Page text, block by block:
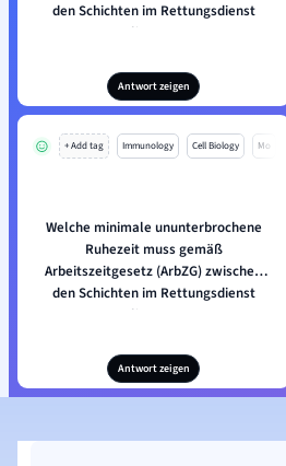
den Schichten im Rettungsdienst
liegen?
Antwort zeigen
+ Add tag Immunology Cell Biology Mo
Welche minimale ununterbrochene
Ruhezeit muss gemäß
Arbeitszeitgesetz (ArbZG) zwischen
den Schichten im Rettungsdienst
liegen?
Antwort zeigen